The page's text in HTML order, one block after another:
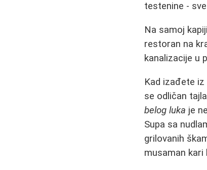
testenine -
Na samoj
restoran na
kanalizacije u
Kad izađete
se odličan
belog luka je
Supa sa
grilovanih
musaman kari